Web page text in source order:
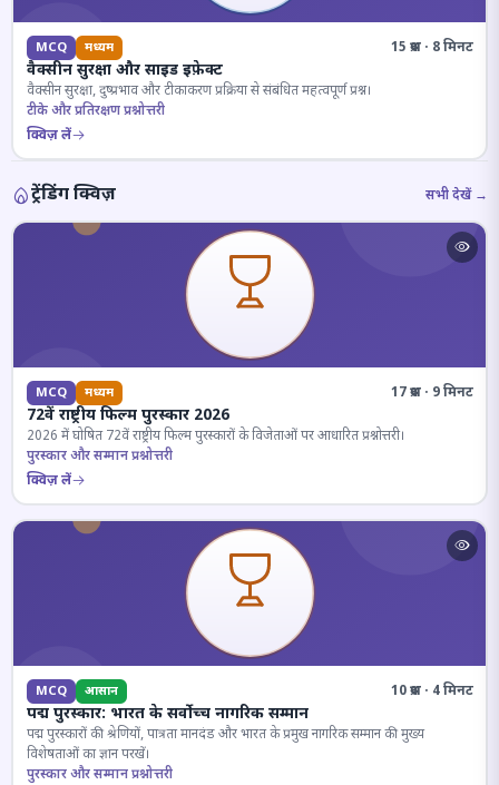
MCQ मध्यम 15 प्रश्न · 8 मिनट
वैक्सीन सुरक्षा और साइड इफ़ेक्ट
वैक्सीन सुरक्षा, दुष्प्रभाव और टीकाकरण प्रक्रिया से संबंधित महत्वपूर्ण प्रश्न।
टीके और प्रतिरक्षण प्रश्नोत्तरी
क्विज़ लें
ट्रेंडिंग क्विज़ सभी देखें →
MCQ मध्यम 17 प्रश्न · 9 मिनट
72वें राष्ट्रीय फिल्म पुरस्कार 2026
2026 में घोषित 72वें राष्ट्रीय फिल्म पुरस्कारों के विजेताओं पर आधारित प्रश्नोत्तरी।
पुरस्कार और सम्मान प्रश्नोत्तरी
क्विज़ लें
MCQ आसान 10 प्रश्न · 4 मिनट
पद्म पुरस्कार: भारत के सर्वोच्च नागरिक सम्मान
पद्म पुरस्कारों की श्रेणियों, पात्रता मानदंड और भारत के प्रमुख नागरिक सम्मान की मुख्य
विशेषताओं का ज्ञान परखें।
पुरस्कार और सम्मान प्रश्नोत्तरी